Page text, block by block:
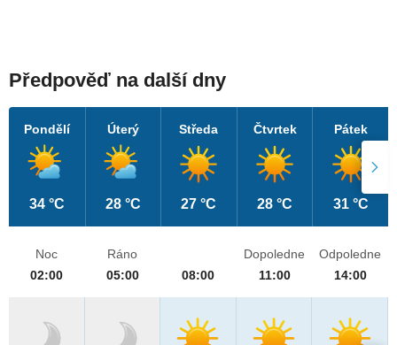
Předpověď na další dny
Pondělí
34 °C
Úterý
28 °C
Středa
27 °C
Čtvrtek
28 °C
Pátek
31 °C
Noc
02:00
Ráno
05:00
08:00
Dopoledne
11:00
Odpoledne
14:00